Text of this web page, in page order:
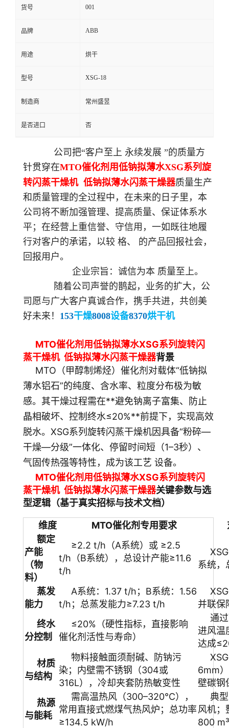
货号 001
品牌 ABB
用途 烘干
型号 XSG-18
制造商 常州盛昱
是否进口 否
公司把“客户至上 永续发展 ”的质量方
针贯穿在MTO催化剂用低钠拟薄水XSG系列旋
转闪蒸干燥机 低钠拟薄水闪蒸干燥器质量生产
和质量管理的全过程中，在未来的日子里，本
公司将不断加强管理、提高质量、保证体系水
平；在经营上重信誉、守信用，一如既往地履
行对客户的承诺，以较 格、 的产品回报社会，
回报用户。
企业宗旨：诚信为本 质量至上。
随着公司声誉的鹊起，业务的扩大，公
司愿与广大客户真诚合作，携手共进，共创美
好未来！ 153干燥8008设备8370烘干机
MTO催化剂用低钠拟薄水XSG系列旋转闪
蒸干燥机 低钠拟薄水闪蒸干燥器背景
MTO（甲醇制烯烃）催化剂对载体“低钠拟
薄水铝石”的纯度、含水率、粒度分布极为敏
感。其干燥过程需在**避免钠离子富集、防止
晶相破坏、控制终水≤20%**前提下，实现高效
脱水。XSG系列旋转闪蒸干燥机因具备“粉碎—
干燥—分级”一体化、停留时间短（1–3秒）、
气固传热强等特性，成为该工艺 设备。
MTO催化剂用低钠拟薄水XSG系列旋转闪
蒸干燥机 低钠拟薄水闪蒸干燥器关键参数与选
型逻辑（基于真实招标与技术文档）
维度 MTO催化剂专用要求
额定
产能
（物
料）
≥2.2 t/h（A系统）或 ≥2.5
t/h（B系统），总设计产能≥11.6
t/h
系统，
蒸发
能力
A系统：1.37 t/h；B系统：1.56
t/h；总蒸发能力≥7.23 t/h
并联保
终水
分控制
≤20%（硬性指标，直接影响
催化剂活性与寿命）
通
进风
达成
材质
与结构
物料接触面须耐碱、防钠污
染；内壁需不锈钢（304或
316L），冷却夹套防热敏变性
6mm
壁碳钢
热源
与能耗
需高温热风（300–320℃），
常用直接式燃煤气热风炉；总功率
≥134.5 kW/h
典
风机；
800